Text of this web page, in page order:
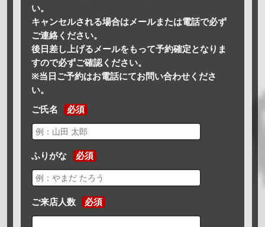
い。
キャンセルされる場合はメールまたは電話で必ず
ご連絡ください。
後日差し上げるメールをもって予約確定となりま
すので必ずご確認ください。
※当日ご予約はお電話にてお問い合わせくださ
い。
ご氏名 必須
ふりがな 必須
ご来店人数 必須